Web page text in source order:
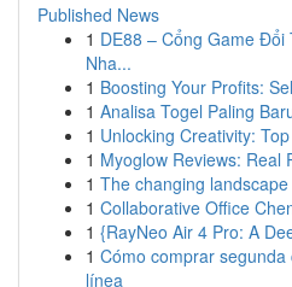
Published News
1 DE88 – Cổng Game
Nha...
1 Boosting Your Profits:
1 Analisa Togel Paling
1 Unlocking Creativity:
1 Myoglow Reviews: Real
1 The changing
1 Collaborative Office
1 {RayNeo Air 4 Pro: A
1 Cómo comprar
línea